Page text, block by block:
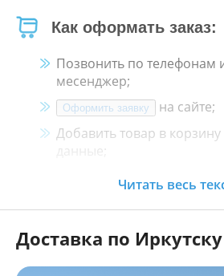
Как оформать заказ:
Позвонить по телефонам
месенджер;
Оформить заявку
на сайте;
Добавить товар в корзину
данные;
Менеджер свяжется с
Как оплатить:
Читать весь
Доставка по Иркутску